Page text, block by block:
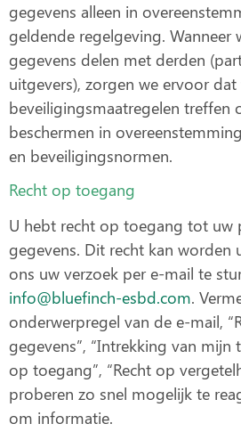
gegevens alleen in
geldende regelgeving. Wanneer
gegevens delen met derden
uitgevers), zorgen we ervoor
beveiligingsmaatregelen treffen
beschermen in
en beveiligingsnormen.
Recht op toegang
U hebt recht op toegang tot uw
gegevens. Dit recht kan
ons uw verzoek per e-mail te
info@bluefinch-esbd.com.
onderwerpregel van de e-mail,
gegevens”, “Intrekking van mijn
op toegang”, “Recht op
proberen zo snel mogelijk te
om informatie.